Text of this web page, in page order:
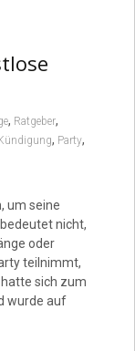
, Ratgeber,
, Party,
um seine
nicht,
oder
teilnimmt,
sich zum
wurde auf